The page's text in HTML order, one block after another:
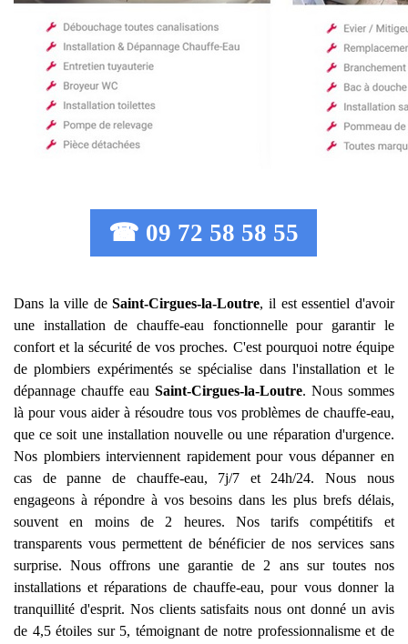
☎ 09 72 58 58 55
Dans la ville deSaint-Cirgues-la-Loutre, il est essentiel d'avoir
une installation de chauffe-eau fonctionnelle pour garantir le
confort et la sécurité de vos proches. C'est pourquoi notre équipe
de plombiers expérimentés se spécialise dans l'installation et le
dépannage chauffe eau Saint-Cirgues-la-Loutre. Nous sommes
là pour vous aider à résoudre tous vos problèmes de chauffe-eau,
que ce soit une installation nouvelle ou une réparation d'urgence.
Nos plombiers interviennent rapidement pour vous dépanner en
cas de panne de chauffe-eau, 7j/7 et 24h/24. Nous nous
engageons à répondre à vos besoins dans les plus brefs délais,
souvent en moins de 2 heures. Nos tarifs compétitifs et
transparents vous permettent de bénéficier de nos services sans
surprise. Nous offrons une garantie de 2 ans sur toutes nos
installations et réparations de chauffe-eau, pour vous donner la
tranquillité d'esprit. Nos clients satisfaits nous ont donné un avis
de 4,5 étoiles sur 5, témoignant de notre professionnalisme et de